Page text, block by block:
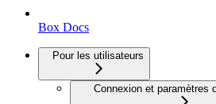
Box Docs
Pour les utilisateurs
Connexion et paramètres